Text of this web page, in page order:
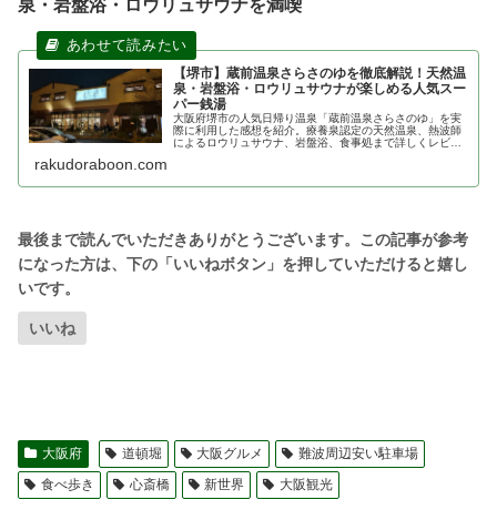
泉・岩盤浴・ロウリュサウナを満喫
【堺市】蔵前温泉さらさのゆを徹底解説！天然温
泉・岩盤浴・ロウリュサウナが楽しめる人気スー
パー銭湯
大阪府堺市の人気日帰り温泉「蔵前温泉さらさのゆ」を実
際に利用した感想を紹介。療養泉認定の天然温泉、熱波師
によるロウリュサウナ、岩盤浴、食事処まで詳しくレビュ
rakudoraboon.com
いいね
大阪府 道頓堀 大阪グルメ
難波周辺安い駐車場
食べ歩き
心斎橋 新世界 大阪観光